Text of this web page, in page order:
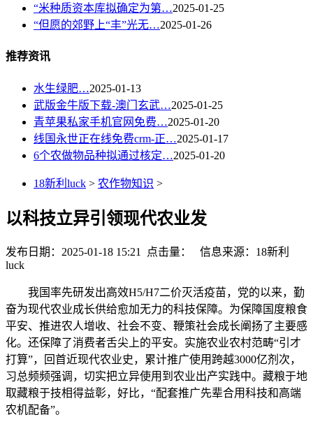
“米种质资本库拟确定为第…2025-01-25
“但愿的郊野上“丰”光无…2025-01-26
推荐资讯
水生绿肥…2025-01-13
武版金牛版下载-澳门玄武…2025-01-25
青苹果私家手机官网免费…2025-01-20
线国永世正在线免费crm-正…2025-01-17
6个农做物品种拟通过核定…2025-01-20
18新利luck > 农作物知识 >
以科技立异引领现代农业发
发布日期：2025-01-18 15:21 点击量：
信息来源：18新利
luck
我国率先研发出高效H5/H7二价灭活疫苗，党的以来，勤
奋为现代农业成长供给愈加无力的科技保障。为保障国度粮食
平安、推进农人增收、社会不变、鞭策社会成长阐扬了主要感
化。还保障了消费者舌尖上的平安。实施农业农村范畴“引才
打算”，回首近现代农业史，累计推广使用跨越3000亿剂次，
习总频频强调，切实把立异使用到农业出产实践中。藏粮于地
取藏粮于技相得益彰，好比，“配套推广先辈合用科技和高端
农机配备”。